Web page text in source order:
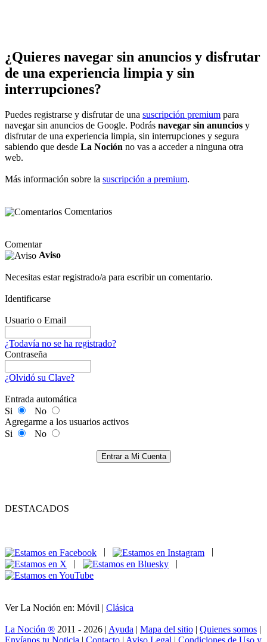
¿Quieres navegar sin anuncios y disfrutar
de una experiencia limpia y sin
interrupciones?
Puedes registrarse y disfrutar de una suscripción premium para
navegar sin anuncios de Google. Podrás navegar sin anuncios y
disfrutar de una experiencia limpia, sin interrupciones y segura
sabiendo que desde La Noción no vas a acceder a ninguna otra
web.
Más información sobre la suscripción a premium.
Comentarios
Comentar
Aviso
Necesitas estar registrado/a para escribir un comentario.
Identificarse
Usuario o Email
¿Todavía no se ha registrado?
Contraseña
¿Olvidó su Clave?
Entrada automática
Si
No
Agregarme a los usuarios activos
Si
No
Entrar a Mi Cuenta
DESTACADOS
|
|
|
|
Ver La Noción en: Móvil | Clásica
La Noción ® 2011 - 2026 | Ayuda | Mapa del sitio | Quienes somos |